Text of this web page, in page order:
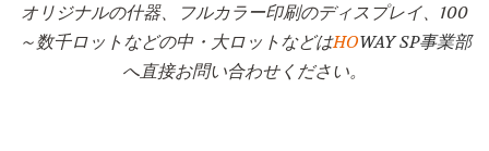
オリジナルの什器、フルカラー印刷のディスプレイ、100
～数千ロットなどの中・大ロットなどはHOWAY SP事業部
へ直接お問い合わせください。